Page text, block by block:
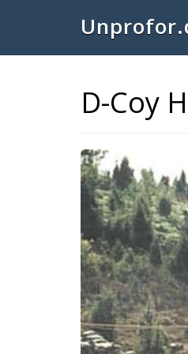
D-Coy
Previous